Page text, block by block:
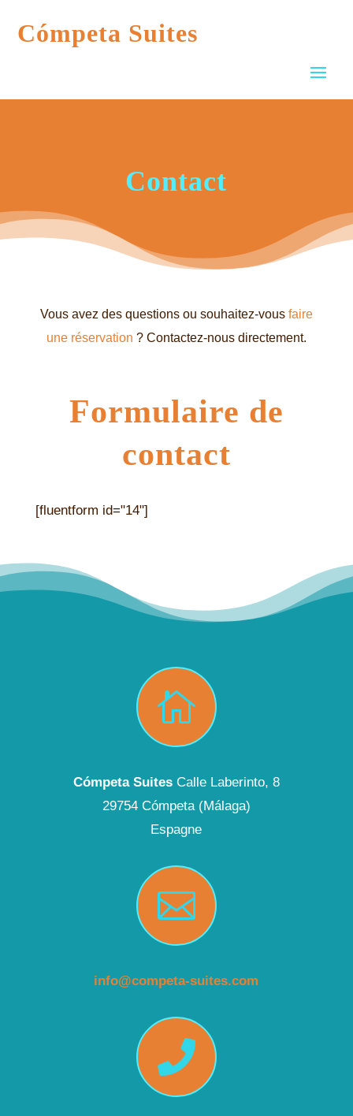
Cómpeta Suites
Contact
Vous avez des questions ou souhaitez-vous faire
une réservation ? Contactez-nous directement.
Formulaire de
contact
[fluentform id="14"]

Cómpeta Suites Calle Laberinto, 8
29754 Cómpeta (Málaga)
Espagne

info@competa-suites.com
